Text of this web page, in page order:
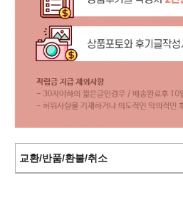
교환/반품/환불/취소